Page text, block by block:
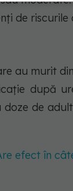
de riscurile
au murit
după
de
efect în